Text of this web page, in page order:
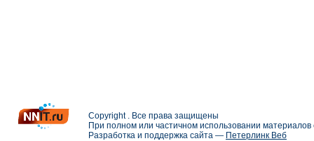
Copyright . Все права защищены
При полном или частичном использовании
Разработка и поддержка сайта — Петерлинк Веб